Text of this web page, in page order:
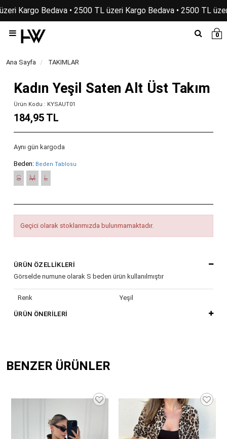
Kargo Bedava • 2500 TL üzeri Kargo Bedava • 2500 TL
0
Ana Sayfa TAKIMLAR
Kadın Yeşil Saten Alt Üst Takım
Ürün Kodu : KYSAUT01
184,95 TL
Aynı gün kargoda
Beden: Beden Tablosu
S M L
Geçici olarak stoklarımızda bulunmamaktadır.
ÜRÜN ÖZELLIKLERI
Görselde numune olarak S beden ürün kullanılmıştır
Renk Yeşil
ÜRÜN ÖNERILERI
BENZER ÜRÜNLER